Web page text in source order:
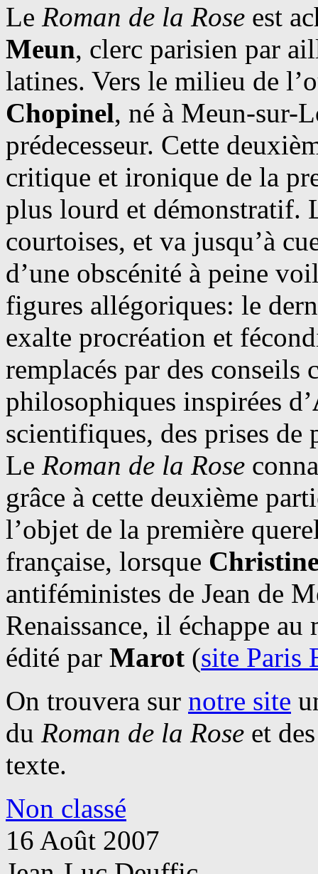
Le Roman de la Rose est
Meun, clerc parisien par
latines. Vers le milieu de
Chopinel, né à Meun-sur-
prédecesseur. Cette
critique et ironique de la
plus lourd et démonstratif.
courtoises, et va jusqu’à
d’une obscénité à peine
figures allégoriques: le
exalte procréation et
remplacés par des conseils
philosophiques inspirées d’
scientifiques, des prises de
Le Roman de la Rose
grâce à cette deuxième
l’objet de la première
française, lorsque
antiféministes de Jean de
Renaissance, il échappe
édité par Marot (site Paris
On trouvera sur notre site
du Roman de la Rose et
texte.
Non classé
16 Août 2007